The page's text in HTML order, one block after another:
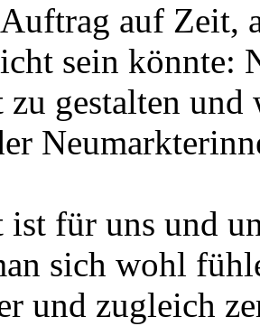
auf Zeit,
sein könnte:
zu gestalten
ist für uns und
sich wohl
und zugleich